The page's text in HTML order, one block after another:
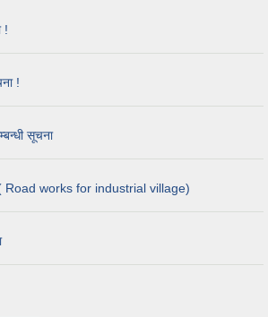
!
!
सूचना
Road works for industrial village)